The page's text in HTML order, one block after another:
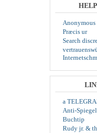
Anonymous
Præcis ur
Search
a
Anti-
Buchtip
Rudy jr. &